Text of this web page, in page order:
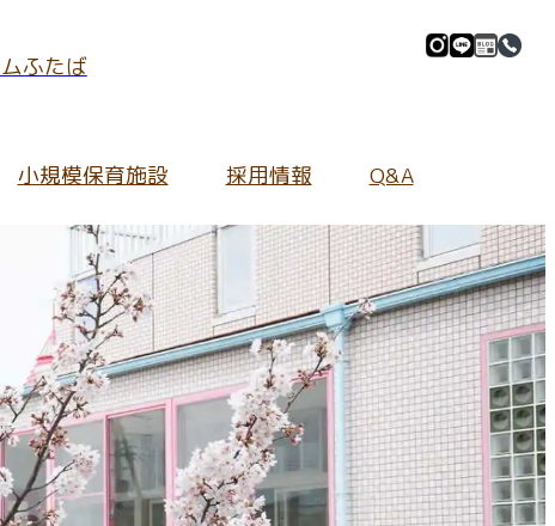
ふたば
イブ
採用情報Information
よくあるご質問
保育内容について
持ち物について
給食について
入園について
小規模保育施設について
施設の紹介
園庭の環境
ふたぱーく
園内の環境
あいあいホール
給食室
全ての保護者さま
地域の皆さま向け
キンダーカウンセリング
ふたぷぅマーケット
マイル」
ご質問
わせ
小規模保育施設 採用情報 Q&A